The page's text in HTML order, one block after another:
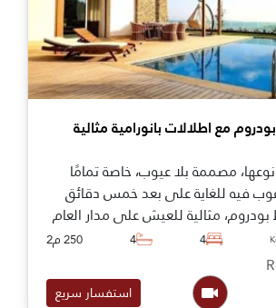
مع اطلالات بانورامية مثالية
مصممة بلا عيوب، خاصة تمامًا
فيه للغاية على بعد خمس دقائق
مثالية للعيش على مدار العام
4
4 250 م2
استفسار سريع